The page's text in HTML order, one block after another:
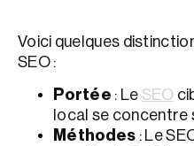
Voici quelques
SEO :
Portée : Le SEO
local se concentre
Méthodes : Le